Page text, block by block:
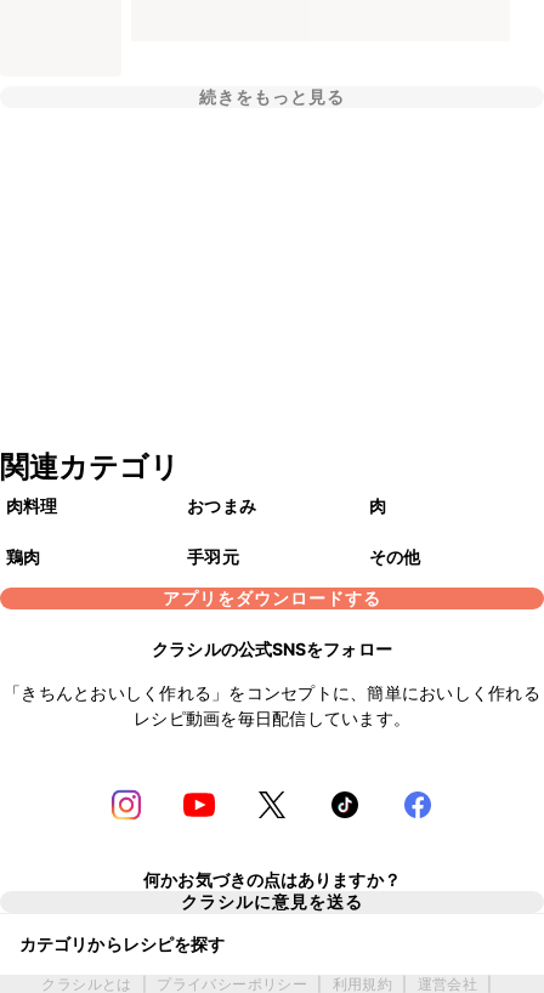
続きをもっと見る
関連カテゴリ
肉料理 おつまみ 肉
鶏肉 手羽元
その他
アプリをダウンロードする
クラシルの公式SNSをフォロー
「きちんとおいしく作れる」をコンセプトに、簡単においしく作れる
レシピ動画を毎日配信しています。
何かお気づきの点はありますか？
クラシルに意見を送る
カテゴリからレシピを探す
クラシルとは プライバシーポリシー 利用規約 運営会社